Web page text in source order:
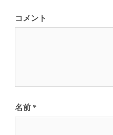
コメント
名前 *